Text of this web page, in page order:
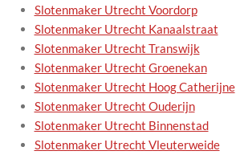
Slotenmaker Utrecht Voordorp
Slotenmaker Utrecht Kanaalstraat
Slotenmaker Utrecht Transwijk
Slotenmaker Utrecht Groenekan
Slotenmaker Utrecht Hoog Catherijne
Slotenmaker Utrecht Ouderijn
Slotenmaker Utrecht Binnenstad
Slotenmaker Utrecht Vleuterweide